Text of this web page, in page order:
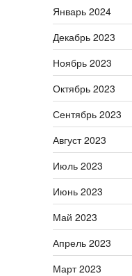
Январь 2024
Декабрь 2023
Ноябрь 2023
Октябрь 2023
Сентябрь 2023
Август 2023
Июль 2023
Июнь 2023
Май 2023
Апрель 2023
Март 2023